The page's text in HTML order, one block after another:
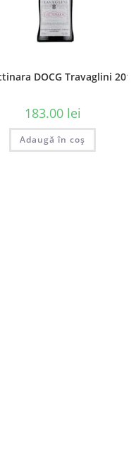
DOCG Travaglini
183.00 lei
Adaugă în coș
0.7L